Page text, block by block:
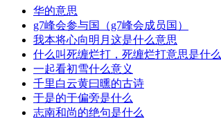
华的意思
g7峰会参与国（g7峰会成员国）
我本将心向明月这是什么意思
什么叫死缠烂打，死缠烂打意思是什么
一起看初雪什么意义
千里白云黄曰曛的古诗
于是的于偏旁是什么
志南和尚的绝句是什么